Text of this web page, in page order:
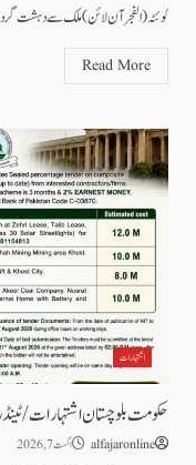
کوئٹہ( الفجرآن لائن) ملک سے دہشت
Read More
اشتہارات
حکومت بلوچستان اشتہارات/
alfajaronline اگست 7, 2026